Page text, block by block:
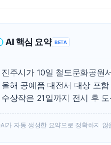
AI 핵심 요약 BETA
진주시가 10일 철도문화공원
올해 공예품 대전서 대상 포
수상작은 21일까지 전시 후
AI가 자동 생성한 요약으로 정확하지 않